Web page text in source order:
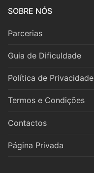
Madeiras
SOBRE NÓS
Parcerias
Guia de Dificuldade
Política de Privacidade
Termos e Condições
Contactos
Página Privada